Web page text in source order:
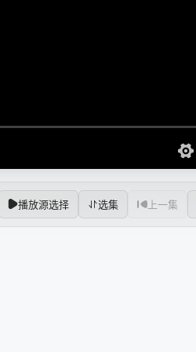
播放源选择 选集 上一集